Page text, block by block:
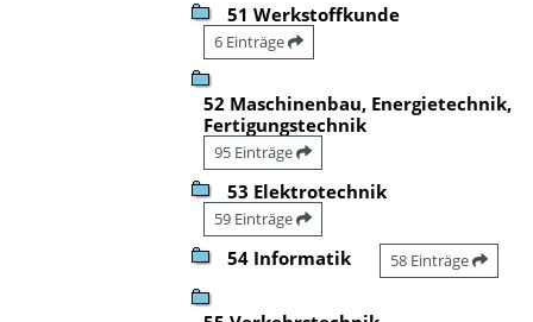
51 Werkstoffkunde
6 Einträge
52 Maschinenbau, Energietechnik,
Fertigungstechnik
95 Einträge
53 Elektrotechnik
59 Einträge
54 Informatik 58 Einträge